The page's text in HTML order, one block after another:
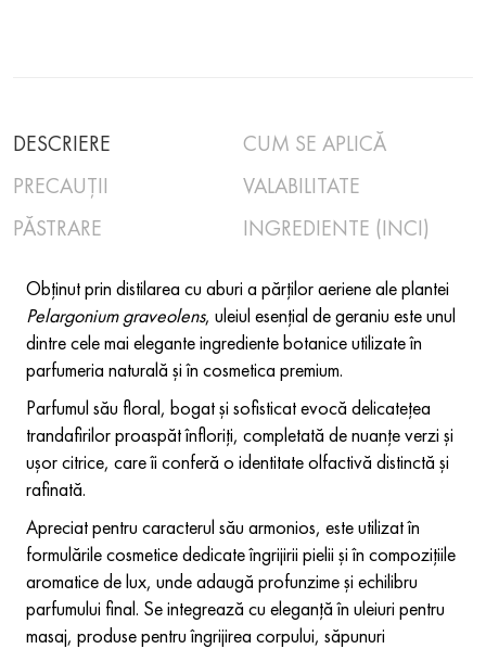
DESCRIERE
CUM SE APLICĂ
PRECAUȚII
VALABILITATE
PĂSTRARE
INGREDIENTE (INCI)
Obținut prin distilarea cu aburi a părților aeriene ale plantei
Pelargonium graveolens, uleiul esențial de geraniu este unul
dintre cele mai elegante ingrediente botanice utilizate în
parfumeria naturală și în cosmetica premium.
Parfumul său floral, bogat și sofisticat evocă delicatețea
trandafirilor proaspăt înfloriți, completată de nuanțe verzi și
ușor citrice, care îi conferă o identitate olfactivă distinctă și
rafinată.
Apreciat pentru caracterul său armonios, este utilizat în
formulările cosmetice dedicate îngrijirii pielii și în compozițiile
aromatice de lux, unde adaugă profunzime și echilibru
parfumului final. Se integrează cu eleganță în uleiuri pentru
masaj, produse pentru îngrijirea corpului, săpunuri